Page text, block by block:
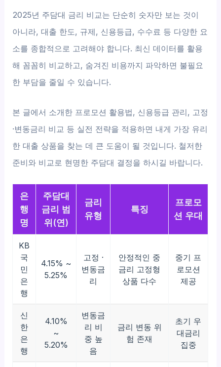
2025년 주담대 금리 비교는 단순히 숫자만 보는 것이
아니라, 대출 한도, 규제, 신용등급, 수수료 등 다양한 요
소를 종합적으로 고려해야 합니다. 최신 데이터를 활용
해 꼼꼼히 비교하고, 숨겨진 비용까지 파악하면 불필요
한 부담을 줄일 수 있습니다.
본 글에서 소개한 프로모션 활용법, 신용등급 관리, 고정
·변동금리 비교 등 실전 전략을 적용하면 내게 가장 유리
한 대출 상품을 찾는 데 큰 도움이 될 것입니다. 철저한
준비와 비교로 현명한 주담대 결정을 하시길 바랍니다.
은
행
명
주담대
금리 범
위(연)
금리
유형
특징
프로모
션 우대
KB
국
민
은
행
4.15% ~
5.25%
고정 ·
변동금
리
안정적인 중
금리 고정형
상품 다수
중기 프
로모션
제공
신
한
은
행
4.10%
~
5.20%
변동금
리 비
중 높
음
금리 변동 위
험 존재
초기 우
대금리
집중